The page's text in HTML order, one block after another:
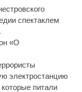
спектаклем
«О
электростанцию
питали